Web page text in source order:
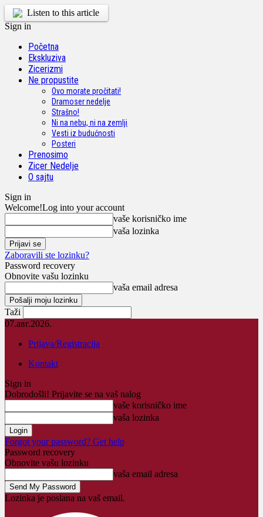
Listen to this article
Sign in
Početna
Ekskluziva
Zicerizmi
Ne propustite
Ovo morate pročitati!
Dramoser nedelje
Strašno!
Ni na nebu, ni na zemlji
Vesti iz budućnosti
Posteri
Prenosimo
Zicer Nedelje
O sajtu
Sign in
Welcome!Log into your account
vaše korisničko ime
vaša lozinka
Zaboravili ste lozinku?
Password recovery
Obnovite vašu lozinku
vaša email adresa
Taži
07.авг.2026.
Prijava/Registracija
Kontakt
Sign in
Dobrodošli! Prijavite se na vaš nalog
vaše korisničko ime
vaša lozinka
Forgot your password? Get help
Password recovery
Obnovite vašu lozinku
vaša email adresa
Lozinka je poslana na vaš email.